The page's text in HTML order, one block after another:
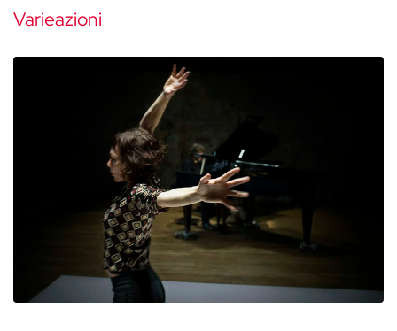
Varieazioni